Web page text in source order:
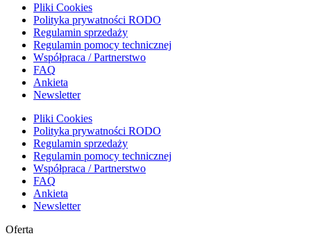
Pliki Cookies
Polityka prywatności RODO
Regulamin sprzedaży
Regulamin pomocy technicznej
Współpraca / Partnerstwo
FAQ
Ankieta
Newsletter
Pliki Cookies
Polityka prywatności RODO
Regulamin sprzedaży
Regulamin pomocy technicznej
Współpraca / Partnerstwo
FAQ
Ankieta
Newsletter
Oferta